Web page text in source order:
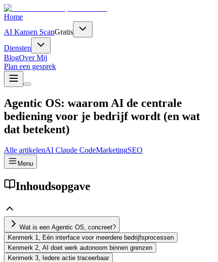
Home
AI Kansen ScanGratis
Diensten
BlogOver Mij
Plan een gesprek
Agentic OS: waarom AI de centrale
bediening voor je bedrijf wordt (en wat
dat betekent)
Alle artikelenAI Claude CodeMarketingSEO
Menu
Inhoudsopgave
Wat is een Agentic OS, concreet?
Kenmerk 1, Eén interface voor meerdere bedrijfsprocessen
Kenmerk 2, AI doet werk autonoom binnen grenzen
Kenmerk 3, Iedere actie traceerbaar